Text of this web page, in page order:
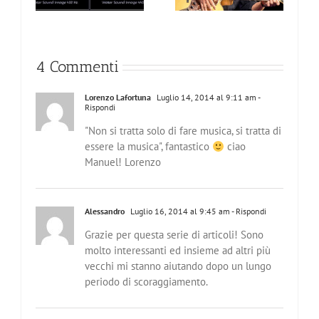
4 Commenti
Lorenzo Lafortuna Luglio 14, 2014 al 9:11 am -
Rispondi
"Non si tratta solo di fare musica, si tratta di
essere la musica", fantastico
ciao
Manuel! Lorenzo
Alessandro Luglio 16, 2014 al 9:45 am - Rispondi
Grazie per questa serie di articoli! Sono
molto interessanti ed insieme ad altri più
vecchi mi stanno aiutando dopo un lungo
periodo di scoraggiamento.